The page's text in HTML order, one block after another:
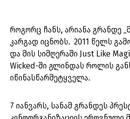
როგორც ჩანს, არიანა გრანდე
კარგად იცნობს. 2011 წელს
და მის სიმღერაში Just Like
Wicked-ში გლინდას როლის
იწინასწარმეტყველა.
7 იანვარს, სანამ გრანდეს